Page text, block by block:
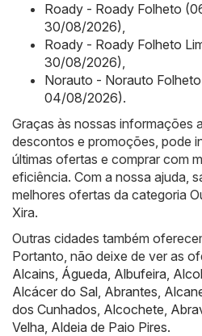
Roady - Roady Folheto
30/08/2026),
Roady - Roady Folheto
30/08/2026),
Norauto - Norauto
04/08/2026).
Graças às nossas informações
descontos e promoções, pode
últimas ofertas e comprar com
eficiência. Com a nossa ajuda,
melhores ofertas da categoria
Xira.
Outras cidades também
Portanto, não deixe de ver as
Alcains, Águeda, Albufeira,
Alcácer do Sal, Abrantes,
dos Cunhados, Alcochete,
Velha, Aldeia de Paio Pires.